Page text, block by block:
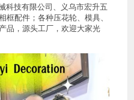
科技有限公司、义乌市宏升五
配件；各种压花轮、模具、
品，源头工厂，欢迎大家光